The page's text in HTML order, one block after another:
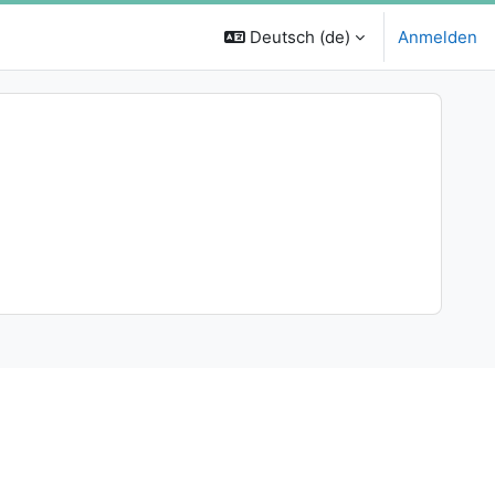
Deutsch ‎(de)‎ Anmelden